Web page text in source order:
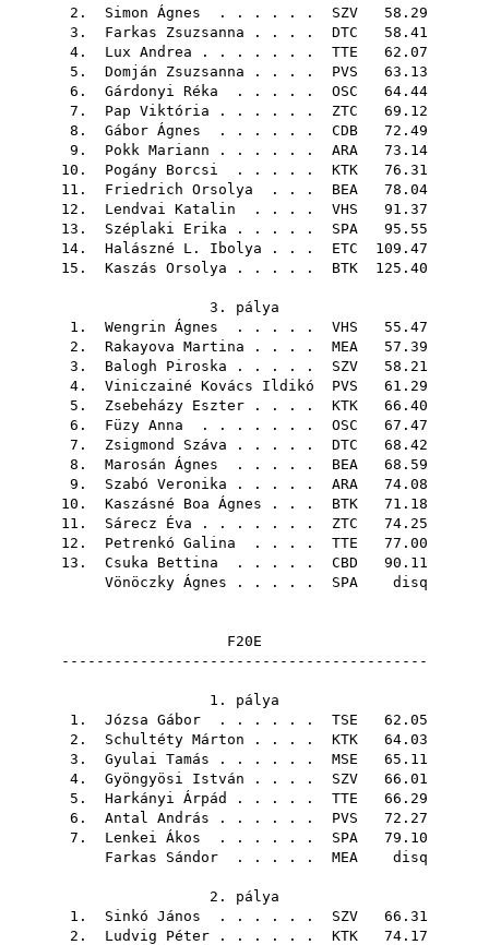
2. Simon Ágnes . . . . . . SZV 58.29
3. Farkas Zsuzsanna . . . . DTC 58.41
4. Lux Andrea . . . . . . . TTE 62.07
5. Domján Zsuzsanna . . . . PVS 63.13
6. Gárdonyi Réka . . . . . OSC 64.44
7. Pap Viktória . . . . . . ZTC 69.12
8. Gábor Ágnes . . . . . . CDB 72.49
9. Pokk Mariann . . . . . . ARA 73.14
10. Pogány Borcsi . . . . . KTK 76.31
11. Friedrich Orsolya . . . BEA 78.04
12. Lendvai Katalin . . . . VHS 91.37
13. Széplaki Erika . . . . . SPA 95.55
14. Halászné L. Ibolya . . . ETC 109.47
15. Kaszás Orsolya . . . . . BTK 125.40
3. pálya
1. Wengrin Ágnes . . . . . VHS 55.47
2. Rakayova Martina . . . . MEA 57.39
3. Balogh Piroska . . . . . SZV 58.21
4. Viniczainé Kovács Ildikó PVS 61.29
5. Zsebeházy Eszter . . . . KTK 66.40
6. Füzy Anna . . . . . . . OSC 67.47
7. Zsigmond Száva . . . . . DTC 68.42
8. Marosán Ágnes . . . . . BEA 68.59
9. Szabó Veronika . . . . . ARA 74.08
10. Kaszásné Boa Ágnes . . . BTK 71.18
11. Sárecz Éva . . . . . . . ZTC 74.25
12. Petrenkó Galina . . . . TTE 77.00
13. Csuka Bettina . . . . . CBD 90.11
Vönöczky Ágnes . . . . . SPA disq
F20E
------------------------------------------
1. pálya
1. Józsa Gábor . . . . . . TSE 62.05
2. Schultéty Márton . . . . KTK 64.03
3. Gyulai Tamás . . . . . . MSE 65.11
4. Gyöngyösi István . . . . SZV 66.01
5. Harkányi Árpád . . . . . TTE 66.29
6. Antal András . . . . . . PVS 72.27
7. Lenkei Ákos . . . . . . SPA 79.10
Farkas Sándor . . . . . MEA disq
2. pálya
1. Sinkó János . . . . . . SZV 66.31
2. Ludvig Péter . . . . . . KTK 74.17